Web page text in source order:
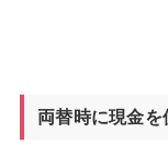
両替時に現金を